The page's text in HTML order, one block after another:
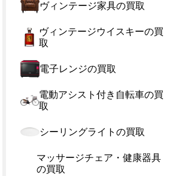
ヴィンテージ家具の買取
ヴィンテージウイスキーの買
取
電子レンジの買取
電動アシスト付き自転車の買
取
シーリングライトの買取
マッサージチェア・健康器具
の買取